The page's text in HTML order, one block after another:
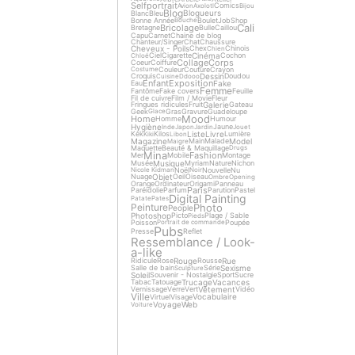
SelfportraitAvionAxolotlComicsBijou
BlancBleuBlogBlogueurs
Bonne AnnéeBoucheBouletJobShop
BretagneBricolageBulleCaillouCali
CapuCarnetChaine de blog
Chanteur/SingerChatChaussure
Cheveux - PoilsChexChienChinois
ChloéCielCigaretteCinémaCochon
CoeurCoiffureCollageCorps
CostumeCouleurCoutureCrayon
CroquisCuisineDdoooDessinDoudou
EauEnfantExpositionFake
FantômeFake coversFemmeFeuille
Fil de cuivreFilm / MovieFleur
Fringues ridiculesFruitGalerieGateau
GeekGlaceGrasGravureGuadeloupe
HomeHommeMoodHumour
HygièneInde Japon JardinJaune Jouet
KekKikiKilosLibon ListeLivreLumière
MagazineMaigre MainMaladeModel
MaquetteBeauté & MaquillageDrugs
MerMinaMobileFashionMontage
MuséeMusiqueMyriamNatureNichon
Nicole KidmanNoëlNoirNouvelleNu
NuageObjetOeilOiseauOmbreOpening
OrangeOrdinateurOrigamiPanneau
ParéidolieParfumParisParutionPastel
PatatePatesDigital Painting
PeinturePeoplePhoto
PhotoshopPictoPiedsPlage / Sable
PoissonPortrait de commande Poupée
PressePubsReflet
Ressemblance / Look-
a-like
RidiculeRoseRougeRousseRue
Salle de bainSculptureSérieSexisme
SoleilSouvenir - NostalgieSportSucre
TabacTatouageTrucageVacances
VernissageVerreVertVêtementVidéo
VilleVirtuelVisageVocabulaire
VoitureVoyageWeb